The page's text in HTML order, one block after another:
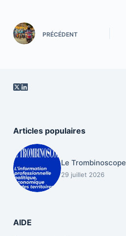
PRÉCÉDENT
Articles populaires
Le Trombinoscope
29 juillet 2026
AIDE